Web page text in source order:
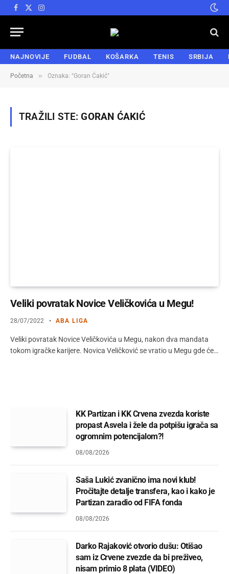
Facebook
X
Instagram
NAJNOVIJE FUDBAL KOŠARKA TENIS SRBIJA
Početna » Oznaka: "Goran Ćakić"
TRAŽILI STE:GORAN ĆAKIĆ
Veliki povratak Novice Veličkovića u Megu!
28/07/2022 ABA LIGA
Veliki povratak Novice Veličkovića u Megu, nakon dva mandata
tokom igračke karijere. Novica Veličković se vratio u Megu gde će…
KK Partizan i KK Crvena zvezda koriste
propast Asvela i žele da potpišu igrača sa
ogromnim potencijalom?!
08/08/2026
Saša Lukić zvanično ima novi klub!
Pročitajte detalje transfera, kao i kako je
Partizan zaradio od FIFA fonda
08/08/2026
Darko Rajaković otvorio dušu: Otišao
sam iz Crvene zvezde da bi preživeo,
nisam primio 8 plata (VIDEO)